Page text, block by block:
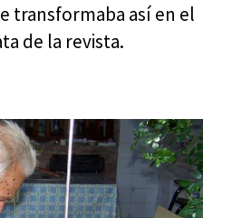
transformaba así en el
de la revista.